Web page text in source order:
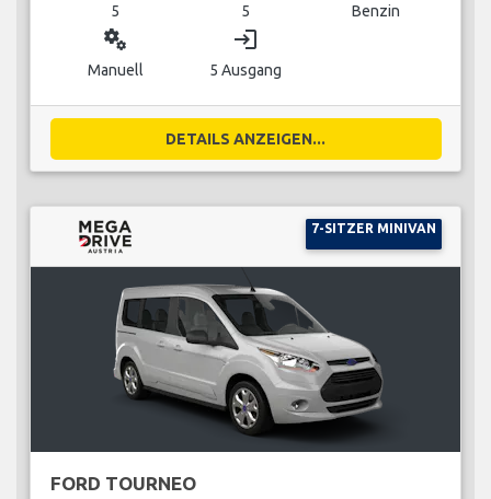
5 5 Benzin
miscellaneous_services
Manuell
login
5 Ausgang
DETAILS ANZEIGEN...
7-SITZER MINIVAN
FORD TOURNEO